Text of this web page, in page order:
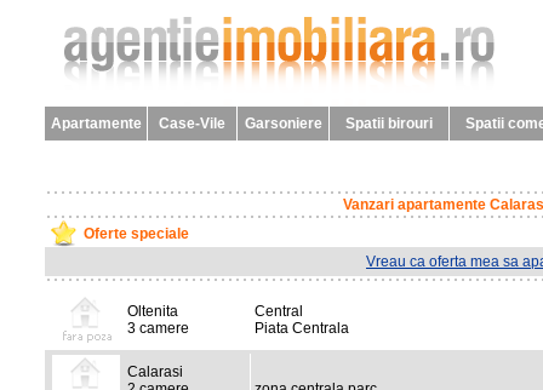
Apartamente Case-Vile Garsoniere Spatii birouri Spatii
Vanzari apartamente
Oferte speciale
Vreau ca oferta mea sa
Oltenita
3 camere
Central
Piata Centrala
Calarasi